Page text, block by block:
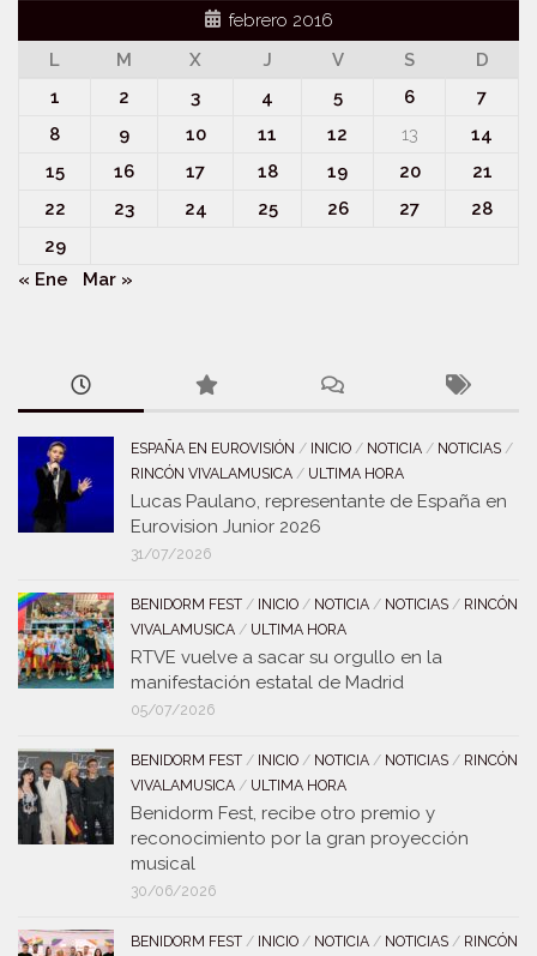
febrero 2016
L
M X J V S
D
1
2 3 4 5 6
7
8
9 10 11 12 13
14
15
16 17 18 19 20
21
22
23 24 25 26 27
28
29
« Ene
Mar »
ESPAÑA EN EUROVISIÓN / INICIO / NOTICIA / NOTICIAS /
RINCÓN VIVALAMUSICA / ULTIMA HORA
Lucas Paulano, representante de España en
Eurovision Junior 2026
31/07/2026
BENIDORM FEST / INICIO / NOTICIA / NOTICIAS / RINCÓN
VIVALAMUSICA / ULTIMA HORA
RTVE vuelve a sacar su orgullo en la
manifestación estatal de Madrid
05/07/2026
BENIDORM FEST / INICIO / NOTICIA / NOTICIAS / RINCÓN
VIVALAMUSICA / ULTIMA HORA
Benidorm Fest, recibe otro premio y
reconocimiento por la gran proyección
musical
30/06/2026
BENIDORM FEST / INICIO / NOTICIA / NOTICIAS / RINCÓN